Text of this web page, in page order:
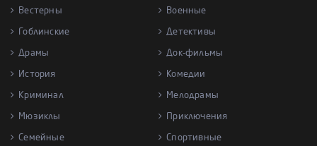
Вестерны Военные
Гоблинские Детективы
Драмы Док-фильмы
История Комедии
Криминал Мелодрамы
Мюзиклы Приключения
Семейные Спортивные